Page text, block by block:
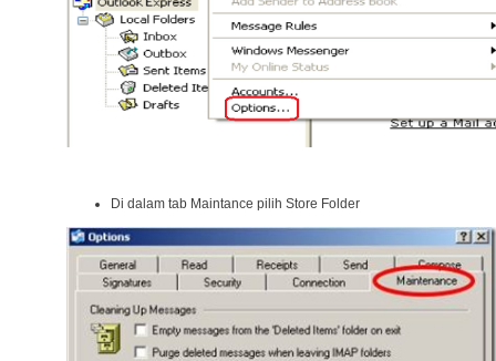
Di dalam tab Maintance pilih Store Folder